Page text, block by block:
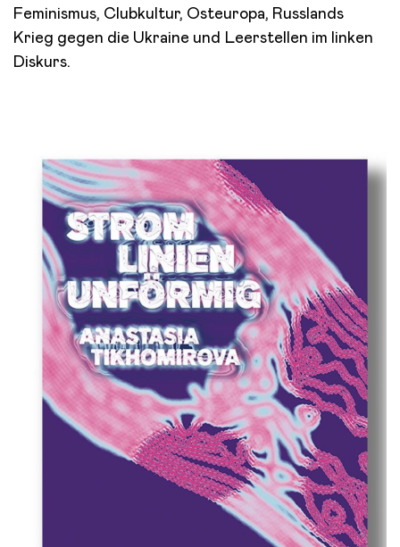
Feminismus, Clubkultur, Osteuropa, Russlands
Krieg gegen die Ukraine und Leerstellen im linken
Diskurs.